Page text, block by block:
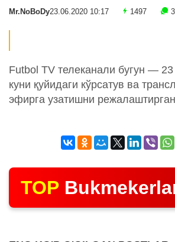
Mr.NoBoDy23.06.2020 10:17 1497
Futbol TV телеканали бугун —
куни қуйидаги кўрсатув ва
эфирга узатишни
TOP